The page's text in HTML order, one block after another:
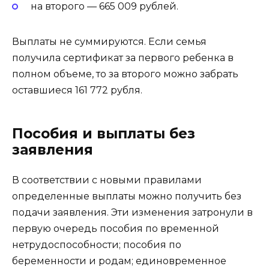
на второго — 665 009 рублей.
Выплаты не суммируются. Если семья
получила сертификат за первого ребенка в
полном объеме, то за второго можно забрать
оставшиеся 161 772 рубля.
Пособия и выплаты без
заявления
В соответствии с новыми правилами
определенные выплаты можно получить без
подачи заявления. Эти изменения затронули в
первую очередь пособия по временной
нетрудоспособности; пособия по
беременности и родам; единовременное